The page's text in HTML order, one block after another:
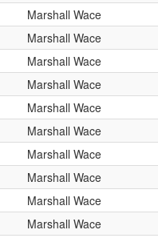
Marshall Wace
Marshall Wace
Marshall Wace
Marshall Wace
Marshall Wace
Marshall Wace
Marshall Wace
Marshall Wace
Marshall Wace
Marshall Wace